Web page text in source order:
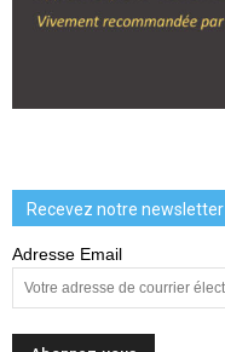
Recevez notre newsletter
Adresse Email